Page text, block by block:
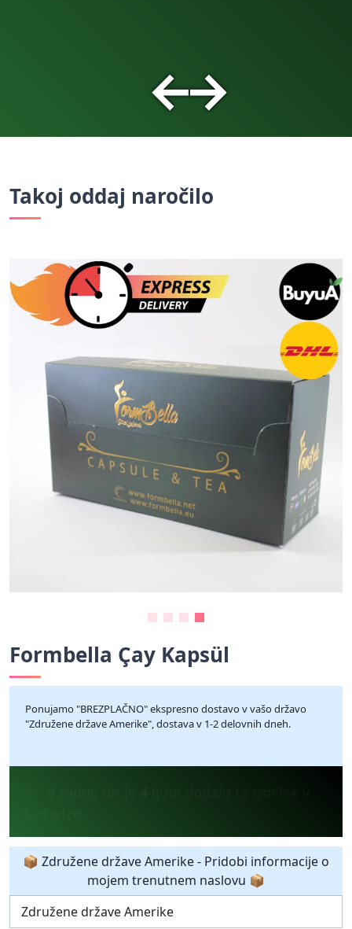
←→
Takoj oddaj naročilo
Formbella Çay Kapsül
Ponujamo "BREZPLAČNO" ekspresno dostavo v vašo državo
"Združene države Amerike", dostava v 1-2 delovnih dneh.
📦 Združene države Amerike - Pridobi informacije o
mojem trenutnem naslovu 📦